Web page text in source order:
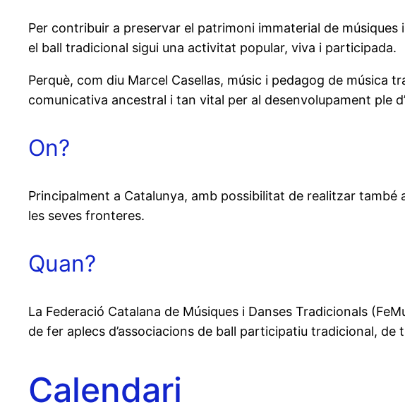
Per contribuir a preservar el patrimoni immaterial de
el ball tradicional sigui una activitat popular, viva i participada.
Perquè, com diu Marcel Casellas, músic i pedagog de música
comunicativa ancestral i tan vital per al desenvolupament ple
On?
Principalment a Catalunya, amb possibilitat de realitzar
les seves fronteres.
Quan?
La Federació Catalana de Músiques i Danses Tradicionals
de fer aplecs d’associacions de ball participatiu tradicional,
Calendari